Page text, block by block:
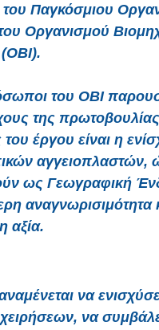
του Παγκόσμιου
Οργανισμού
(ΟΒΙ).
του ΟΒΙ
της
έργου είναι η
αγγειοπλαστών,
ως Γεωγραφική
αναγνωρισιμότητα
αξία.
να
να